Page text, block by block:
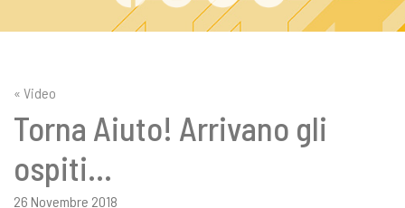
« Video
Torna Aiuto! Arrivano gli
ospiti…
26 Novembre 2018